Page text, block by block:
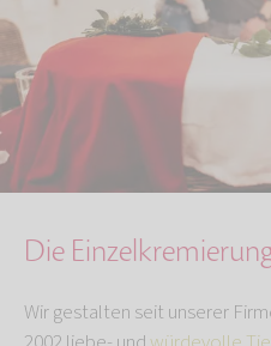
Die
Wir gestalten seit unserer